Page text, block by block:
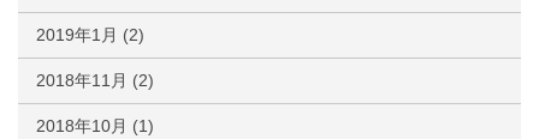
2019年1月 (2)
2018年11月 (2)
2018年10月 (1)